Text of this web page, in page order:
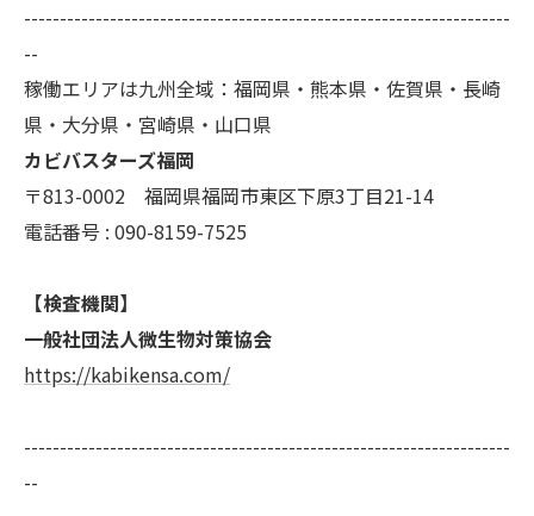
--------------------------------------------------------------------
--
稼働エリアは九州全域：福岡県・熊本県・佐賀県・長崎
県・大分県・宮崎県・山口県
カビバスターズ福岡
〒813-0002 福岡県福岡市東区下原3丁目21-14
電話番号 : 090-8159-7525
【検査機関】
一般社団法人微生物対策協会
https://kabikensa.com/
--------------------------------------------------------------------
--